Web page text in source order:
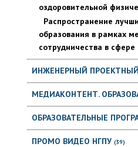
оздоровительной
Распространение
образования в рамках
сотрудничества в сфере
ИНЖЕНЕРНЫЙ
МЕДИАКОНТЕНТ.
ОБРАЗОВАТЕЛЬНЫЕ
ПРОМО ВИДЕО НГПУ (39)